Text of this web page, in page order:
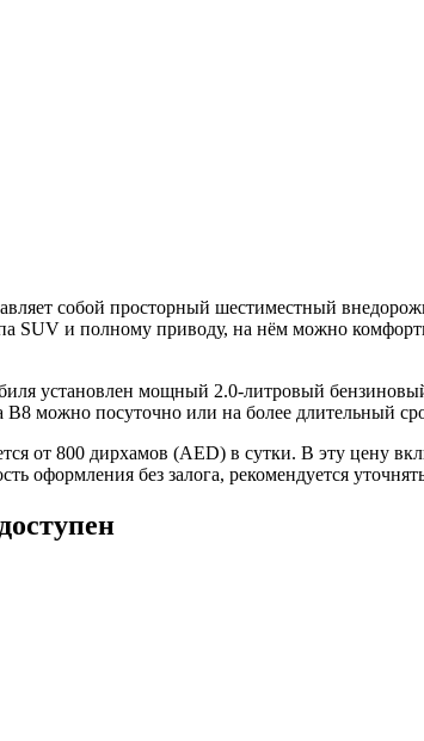
собой просторный шестиместный
SUV и полному приводу, на нём можно
установлен мощный 2.0-литровый
B8 можно посуточно или на более длительный
от 800 дирхамов (AED) в сутки. В эту цену
оформления без залога, рекомендуется